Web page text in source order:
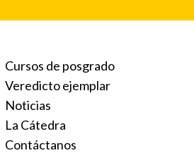
Cursos de posgrado
Veredicto ejemplar
Noticias
La Cátedra
Contáctanos